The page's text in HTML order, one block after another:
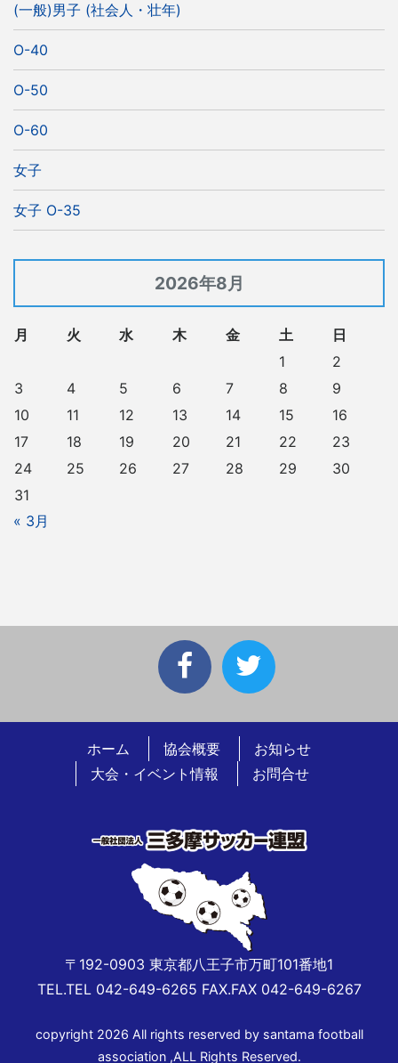
(一般)男子 (社会人・壮年)
O-40
O-50
O-60
女子
女子 O-35
2026年8月
月 火 水 木 金 土
日
1
2
3
4 5 6 7 8
9
10
11 12 13 14 15
16
17
18 19 20 21 22
23
24
25 26 27 28 29
30
31
« 3月
ホーム 協会概要
お知らせ
大会・イベント情報
お問合せ
〒192-0903 東京都八王子市万町101番地1
TEL.TEL 042-649-6265 FAX.FAX 042-649-6267
copyright 2026 All rights reserved by santama football
association ,ALL Rights Reserved.